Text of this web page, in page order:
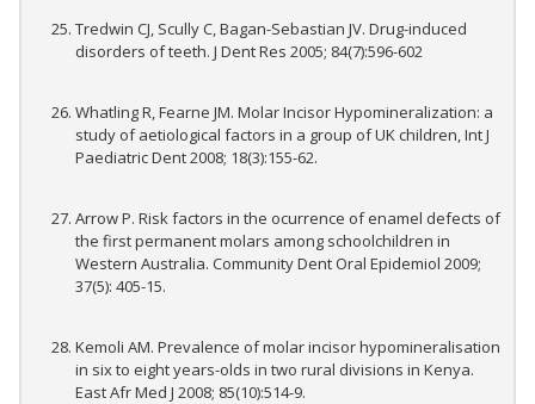
Tredwin CJ, Scully C, Bagan-Sebastian JV. Drug-induced
disorders of teeth. J Dent Res 2005; 84(7):596-602
Whatling R, Fearne JM. Molar Incisor Hypomineralization: a
study of aetiological factors in a group of UK children, Int J
Paediatric Dent 2008; 18(3):155-62.
Arrow P. Risk factors in the ocurrence of enamel defects of
the first permanent molars among schoolchildren in
Western Australia. Community Dent Oral Epidemiol 2009;
37(5): 405-15.
Kemoli AM. Prevalence of molar incisor hypomineralisation
in six to eight years-olds in two rural divisions in Kenya.
East Afr Med J 2008; 85(10):514-9.